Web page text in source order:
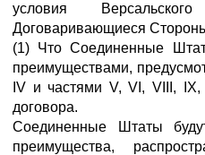
условия
Договаривающиеся
(1) Что Соединенные
преимуществами,
IV и частями V, VI, VIII,
договора.
Соединенные Штаты
преимущества,